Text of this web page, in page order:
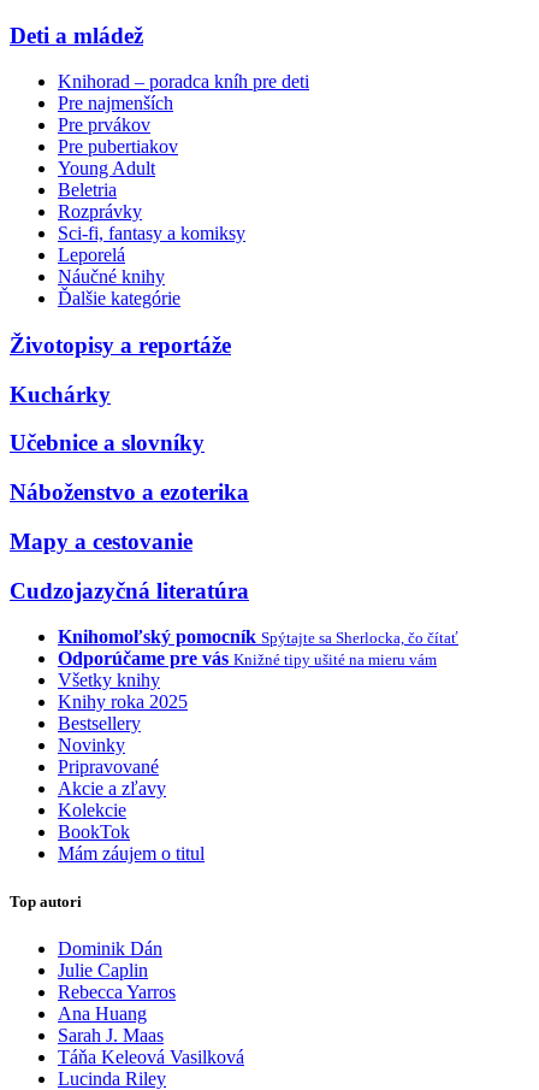
Deti a mládež
Knihorad – poradca kníh pre deti
Pre najmenších
Pre prvákov
Pre pubertiakov
Young Adult
Beletria
Rozprávky
Sci-fi, fantasy a komiksy
Leporelá
Náučné knihy
Ďalšie kategórie
Životopisy a reportáže
Kuchárky
Učebnice a slovníky
Náboženstvo a ezoterika
Mapy a cestovanie
Cudzojazyčná literatúra
Knihomoľský pomocník Spýtajte sa Sherlocka, čo čítať
Odporúčame pre vás Knižné tipy ušité na mieru vám
Všetky knihy
Knihy roka 2025
Bestsellery
Novinky
Pripravované
Akcie a zľavy
Kolekcie
BookTok
Mám záujem o titul
Top autori
Dominik Dán
Julie Caplin
Rebecca Yarros
Ana Huang
Sarah J. Maas
Táňa Keleová Vasilková
Lucinda Riley